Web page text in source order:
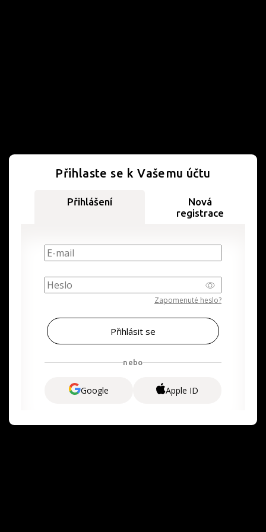
Přihlaste se k Vašemu účtu
Přihlášení
Nová
registrace
Zapomenuté heslo?
nebo
Google Apple ID